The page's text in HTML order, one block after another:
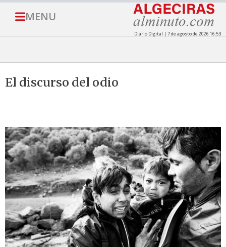
MENU
Diario Digital | 7 de agosto de 2026 16:53
El discurso del odio